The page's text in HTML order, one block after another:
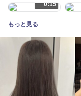
0:15
もっと見る